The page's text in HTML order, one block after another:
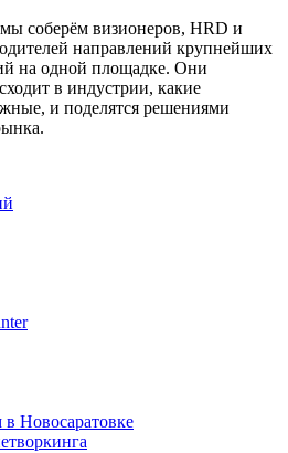
мы соберём визионеров, HRD и
направлений крупнейших
на одной площадке. Они
в индустрии, какие
и поделятся решениями
Новосаратовке